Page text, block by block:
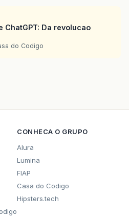
Da revolucao
do Codigo
CONHECA O GRUPO
Alura
Lumina
FIAP
Casa do Codigo
Hipsters.tech